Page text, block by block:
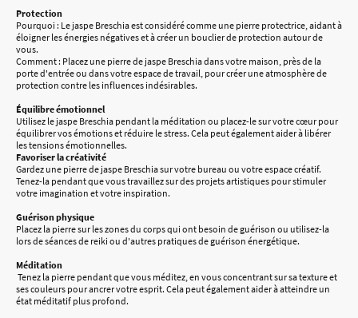
Protection
Pourquoi : Le jaspe Breschia est considéré comme une pierre protectrice, aidant à
éloigner les énergies négatives et à créer un bouclier de protection autour de
vous.
Comment : Placez une pierre de jaspe Breschia dans votre maison, près de la
porte d'entrée ou dans votre espace de travail, pour créer une atmosphère de
protection contre les influences indésirables.
Équilibre émotionnel
Utilisez le jaspe Breschia pendant la méditation ou placez-le sur votre cœur pour
équilibrer vos émotions et réduire le stress. Cela peut également aider à libérer
les tensions émotionnelles.
Favoriser la créativité
Gardez une pierre de jaspe Breschia sur votre bureau ou votre espace créatif.
Tenez-la pendant que vous travaillez sur des projets artistiques pour stimuler
votre imagination et votre inspiration.
Guérison physique
Placez la pierre sur les zones du corps qui ont besoin de guérison ou utilisez-la
lors de séances de reiki ou d'autres pratiques de guérison énergétique.
Méditation
Tenez la pierre pendant que vous méditez, en vous concentrant sur sa texture et
ses couleurs pour ancrer votre esprit. Cela peut également aider à atteindre un
état méditatif plus profond.